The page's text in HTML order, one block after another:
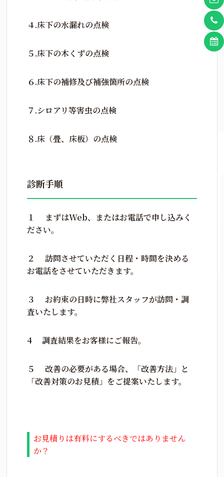
４.床下の水漏れの点検
５.床下の木くずの点検
６.床下の補修及び補強箇所の点検
７.シロアリ等害虫の点検
８.床（畳、床板）の点検
診断手順
１ まずはWeb、またはお電話で申し込みく
ださい。
２ 訪問させていただく日程・時間を決める
お電話をさせていただきます。
３ お約束の日時に弊社スタッフが訪問・調
査いたします。
4 調査結果をお客様にご報告。
５ 改善の必要がある場合、「改善方法」と
「改善対策のお見積」をご提案いたします。
お見積りは有料にするべきではありません
か？